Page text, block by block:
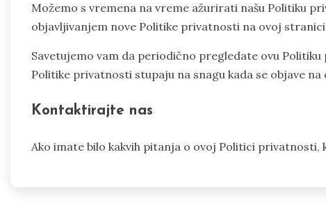
Možemo s vremena na vreme ažurirati našu Politiku
objavljivanjem nove Politike privatnosti na ovoj
Savetujemo vam da periodično pregledate ovu
Politike privatnosti stupaju na snagu kada se objave
Kontaktirajte nas
Ako imate bilo kakvih pitanja o ovoj Politici privatnosti,